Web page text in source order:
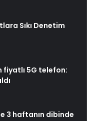
Sıkı Denetim
fiyatlı 5G telefon:
3 haftanın dibinde